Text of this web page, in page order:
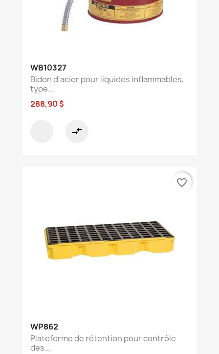
WB10327
Bidon d'acier pour liquides inflammables,
type...
288,90 $
compare_arrows
WP862
Plateforme de rétention pour contrôle
des...
favorite_border